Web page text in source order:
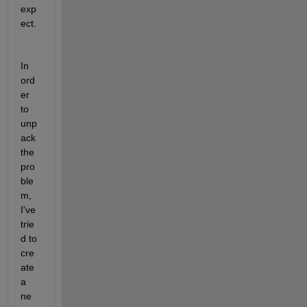
exp
In
ord
er
to
unp
ack
the
pro
ble
m,
I've
trie
d to
cre
ate
a
ne